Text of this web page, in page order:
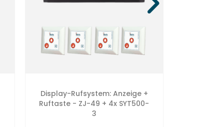
Display-Rufsystem: Anzeige +
Ruftaste - ZJ-49 + 4x SYT500-
3